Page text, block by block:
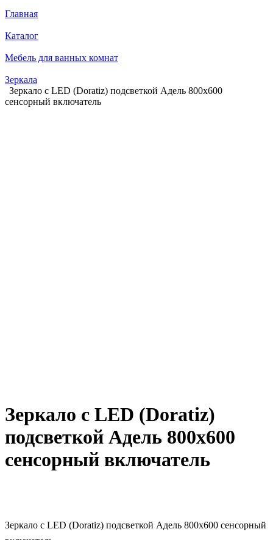
Главная
Каталог
Мебель для ванных комнат
Зеркала
Зеркало с LED (Doratiz) подсветкой Адель 800х600
сенсорный включатель
Зеркало с LED (Doratiz)
подсветкой Адель 800х600
сенсорный включатель
Зеркало с LED (Doratiz) подсветкой Адель 800х600 сенсорный